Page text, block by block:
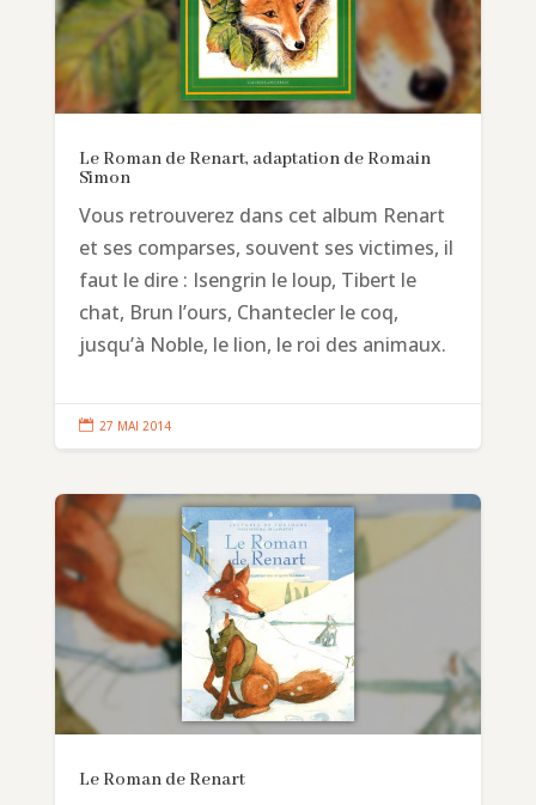
Le Roman de Renart, adaptation de Romain
Simon
Vous retrouverez dans cet album Renart
et ses comparses, souvent ses victimes, il
faut le dire : Isengrin le loup, Tibert le
chat, Brun l’ours, Chantecler le coq,
jusqu’à Noble, le lion, le roi des animaux.
 27 MAI 2014
Le Roman de Renart